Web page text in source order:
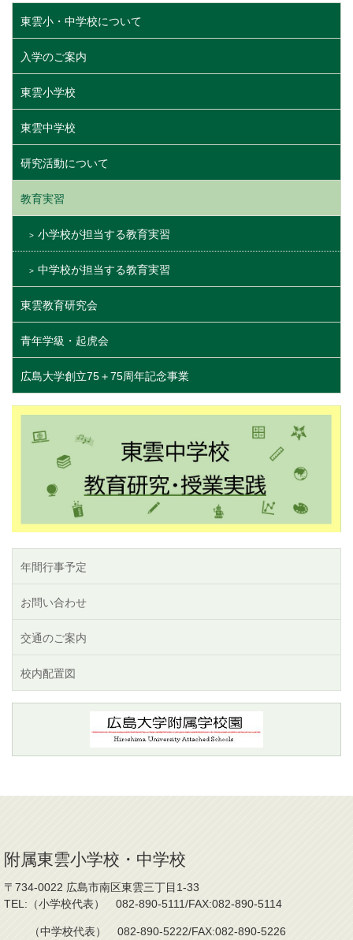
東雲小・中学校について
入学のご案内
東雲小学校
東雲中学校
研究活動について
教育実習
小学校が担当する教育実習
中学校が担当する教育実習
東雲教育研究会
青年学級・起虎会
広島大学創立75＋75周年記念事業
年間行事予定
お問い合わせ
交通のご案内
校内配置図
附属東雲小学校・中学校
〒734-0022 広島市南区東雲三丁目1-33
TEL:（小学校代表） 082-890-5111/FAX:082-890-5114
（中学校代表） 082-890-5222/FAX:082-890-5226